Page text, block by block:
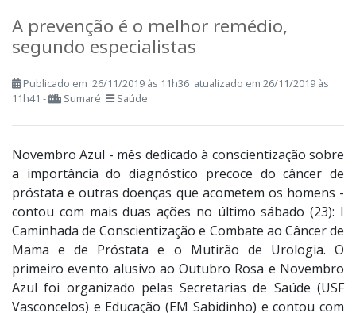
A prevenção é o melhor remédio,
segundo especialistas
Publicado em 26/11/2019 às 11h36 atualizado em 26/11/2019 às
11h41 -
Sumaré Saúde
Novembro Azul - mês dedicado à conscientização sobre
a importância do diagnóstico precoce do câncer de
próstata e outras doenças que acometem os homens -
contou com mais duas ações no último sábado (23): I
Caminhada de Conscientização e Combate ao Câncer de
Mama e de Próstata e o Mutirão de Urologia. O
primeiro evento alusivo ao Outubro Rosa e Novembro
Azul foi organizado pelas Secretarias de Saúde (USF
Vasconcelos) e Educação (EM Sabidinho) e contou com